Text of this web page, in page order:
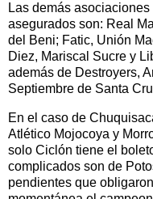
Las demás
asegurados son: Real
del Beni; Fatic, Unión
Diez, Mariscal Sucre y
además de Destroyers,
Septiembre de Santa
En el caso de
Atlético Mojocoya y
solo Ciclón tiene el
complicados son de
pendientes que